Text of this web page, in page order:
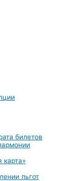
билетов
карта»
льгот